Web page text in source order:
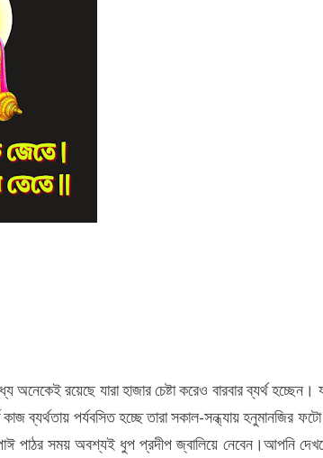
রয়েছে যারা হাজার চেষ্টা করেও বারবার ব্যর্থ হচ্ছেন।
ব্যর্থতায় পর্যবসিত হচ্ছে তারা সকাল-সন্ধ্যায় হনুমানজির
পাঠর সময় অবশ্যই ধুপ প্রদীপ জ্বালিয়ে নেবেন।আপনি